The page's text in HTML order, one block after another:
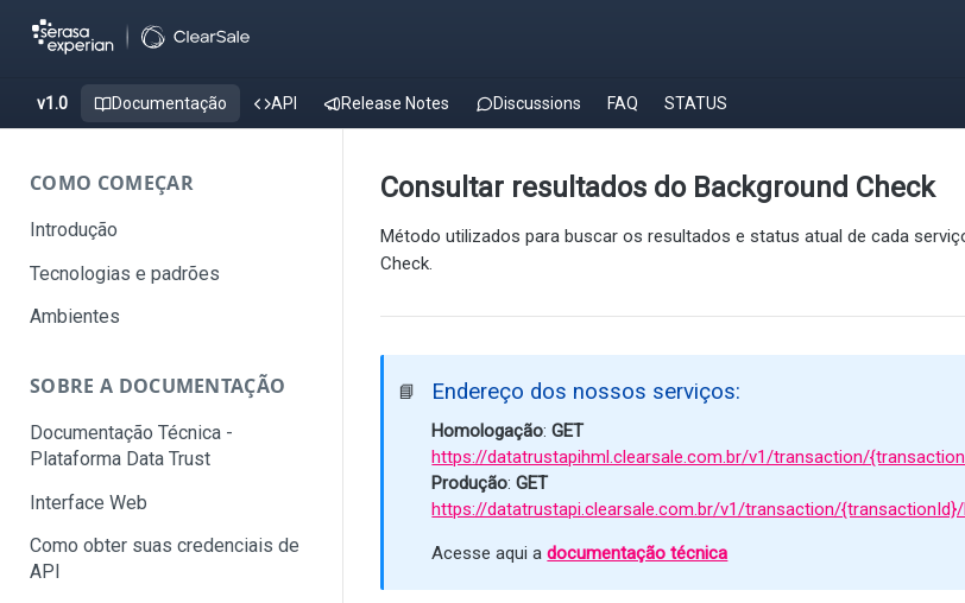
v1.0 Documentação API Release Notes Discussions FAQ STATUS
COMO COMEÇAR
Introdução
Tecnologias e padrões
Ambientes
SOBRE A DOCUMENTAÇÃO
Documentação Técnica -
Plataforma Data Trust
Interface Web
Como obter suas credenciais de
API
Consultar resultados do Background Check
Método utilizados para buscar os resultados e status atual de cada
Check.
📘 Endereço dos nossos serviços:
Homologação:GET
https://datatrustapihml.clearsale.com.br/v1/transaction/
Produção:GET
https://datatrustapi.clearsale.com.br/v1/transaction/
Acesse aqui adocumentação técnica